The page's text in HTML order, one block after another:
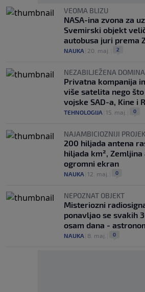
VEOMA BLIZU
NASA-ina zvona za
Svemirski objekt
autobusa juri prema
NAUKA 20. maj. 2
NEZABILJEŽENA
Privatna kompanija
više satelita nego
vojske SAD-a, Kine i
TEHNOLOGIJA 15. maj. 0
NAJAMBICIOZNIJI
200 hiljada antena
hiljada km²,
ogromni ekran
NAUKA 12. maj. 0
NEPOZNAT OBJEKT
Misteriozni
ponavljao se svakih
osam dana -
NAUKA 8. maj. 0